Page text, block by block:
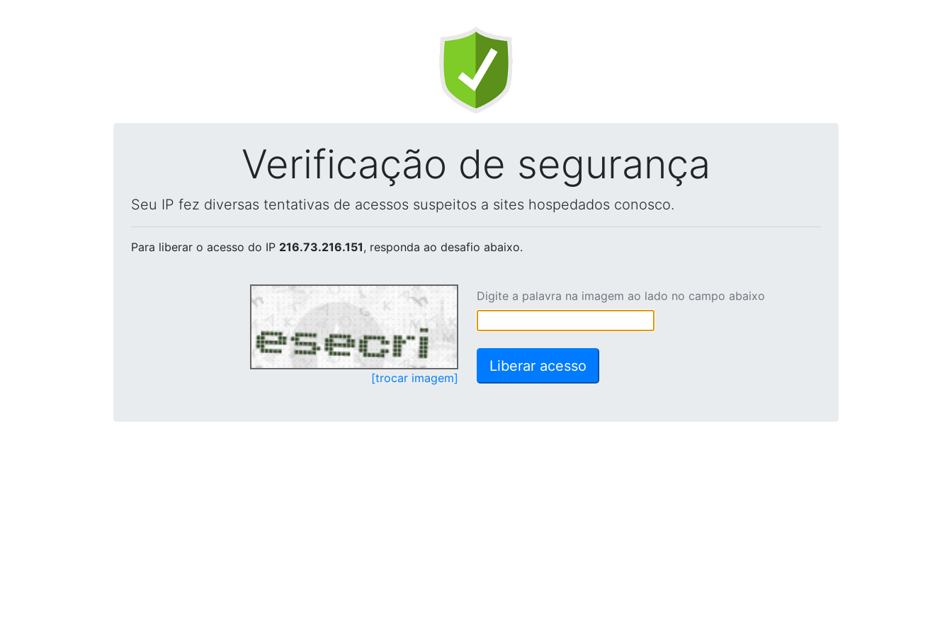
Verificação de segurança
Seu IP fez diversas tentativas de acessos suspeitos a sites hospedados conosco.
Para liberar o acesso do IP 216.73.216.151, responda ao desafio abaixo.
[trocar imagem]
Digite a palavra na imagem ao lado no campo abaixo